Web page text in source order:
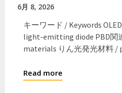
6月 8, 2026
キーワード / Keywords
light-emitting diode PBD関
materials りん光発光材料
Read more